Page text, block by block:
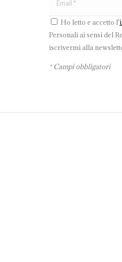
Ho letto e accetto l'
Personali ai sensi del
iscrivermi alla
* Campi obbligatori